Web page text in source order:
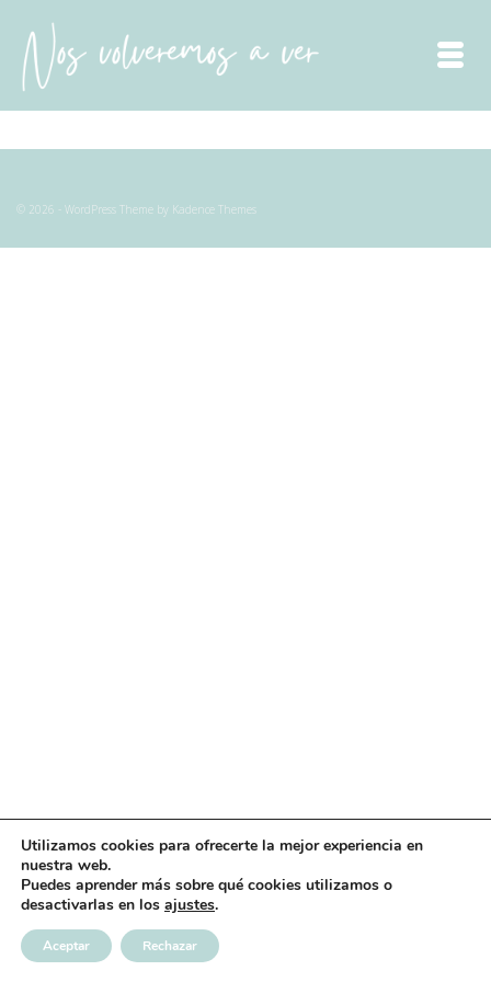
© 2026 - WordPress Theme by Kadence Themes
Utilizamos cookies para ofrecerte la mejor experiencia en
nuestra web.
Puedes aprender más sobre qué cookies utilizamos o
desactivarlas en los ajustes.
Aceptar Rechazar